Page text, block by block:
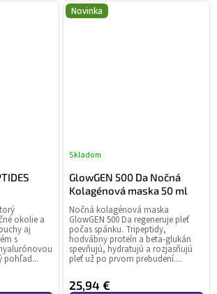
okolie a
aj
s
pohľad...
Novinka
GlowGEN 500 Da Nočná
Kolagénová maska 50 ml
Skladom
25,94 €
Nočná kolagénová maska
GlowGEN 500 Da regeneruje pleť
počas spánku. Tripeptidy,
hodvábny proteín a beta-glukán
spevňujú, hydratujú a rozjasňujú
pleť už po prvom prebudení....